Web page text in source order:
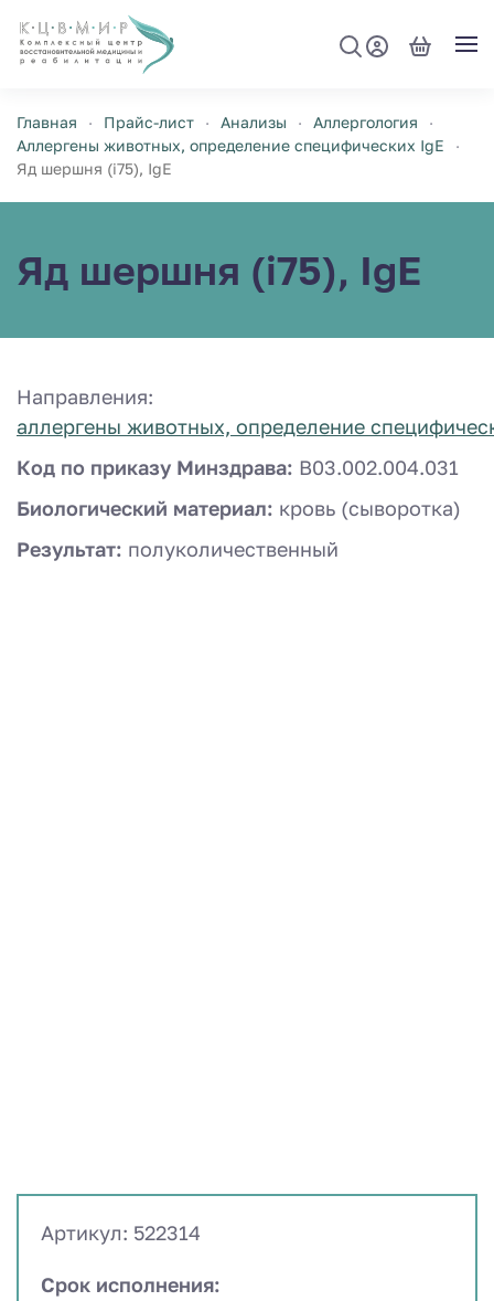
Перейти к содержимому
Главная Прайс-лист Анализы
Аллергология
Аллергены животных, определение специфических IgE
Яд шершня (i75), IgE
Яд шершня (i75), IgE
Направления:
аллергены животных, определение
Код по приказу Минздрава: B03.002.004.031
Биологический материал: кровь (сыворотка)
Результат: полуколичественный
Артикул: 522314
Срок исполнения: